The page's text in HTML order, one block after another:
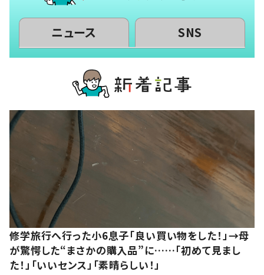
ニュース SNS
修学旅行へ行った小6息子「良い買い物をした！」→母
が驚愕した“まさかの購入品”に……「初めて見まし
た！」「いいセンス」「素晴らしい！」